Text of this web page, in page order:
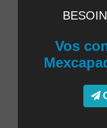
Vos